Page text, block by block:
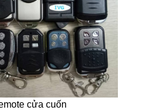
cửa cuốn